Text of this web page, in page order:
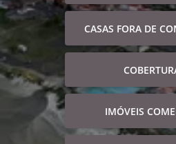
CASAS FORA DE
IMÓVEIS